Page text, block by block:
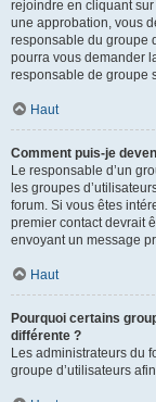
rejoindre en cliquant
une approbation, vous
responsable du groupe
pourra vous demander
responsable de groupe
Haut
Comment puis-je
Le responsable d’un
les groupes
forum. Si vous êtes
premier contact devrait
envoyant un message
Haut
Pourquoi certains
différente ?
Les administrateurs du
groupe d’utilisateurs